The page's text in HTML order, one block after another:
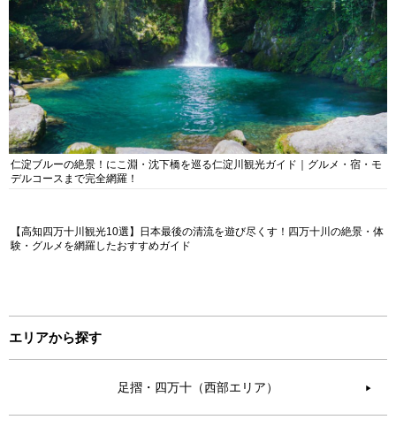
仁淀ブルーの絶景！にこ淵・沈下橋を巡る仁淀川観光ガイド｜グルメ・宿・モ
デルコースまで完全網羅！
【高知四万十川観光10選】日本最後の清流を遊び尽くす！四万十川の絶景・体
験・グルメを網羅したおすすめガイド
エリアから探す
足摺・四万十（西部エリア） ▶︎